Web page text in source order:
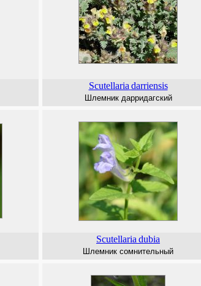
Scutellaria darriensis
Шлемник дарридагский
Scutellaria dubia
Шлемник сомнительный